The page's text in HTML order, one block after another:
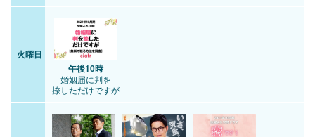
火曜日
午後10時
婚姻届に判を
捺しただけですが